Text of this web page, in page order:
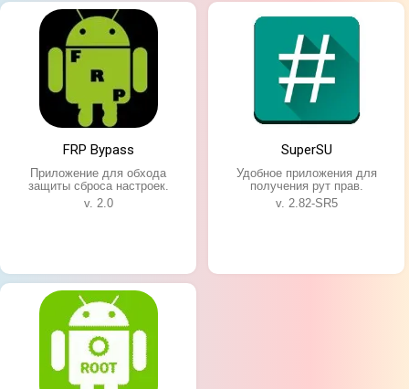
Особенности приложения:
Простой процесс установки;
Подходит для более 10 тысяч моделей
смартфонов;
Автоматическая настройка;
Не занимает много места на смартфоне.
FRP Bypass
Приложение для обхода
защиты сброса настроек.
v. 2.0
SuperSU
Удобное приложения для
получения рут прав.
v. 2.82-SR5